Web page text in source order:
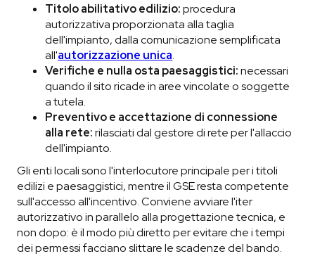
Titolo abilitativo edilizio:procedura
autorizzativa proporzionata alla taglia
dell'impianto, dalla comunicazione semplificata
all'autorizzazione unica.
Verifiche e nulla osta paesaggistici:necessari
quando il sito ricade in aree vincolate o soggette
a tutela.
Preventivo e accettazione di connessione
alla rete:rilasciati dal gestore di rete per l'allaccio
dell'impianto.
Gli enti locali sono l'interlocutore principale per i titoli
edilizi e paesaggistici, mentre il GSE resta competente
sull'accesso all'incentivo. Conviene avviare l'iter
autorizzativo in parallelo alla progettazione tecnica, e
non dopo: è il modo più diretto per evitare che i tempi
dei permessi facciano slittare le scadenze del bando.